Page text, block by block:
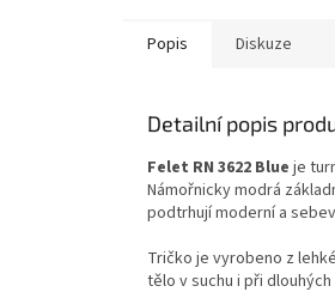
Popis Diskuze
Detailní popis
Felet RN 3622 Blue je
Námořnicky modrá
podtrhují moderní a
Tričko je vyrobeno z
tělo v suchu i při